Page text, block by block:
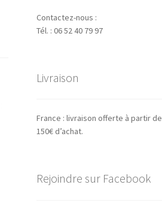
Contactez-nous :
Tél. : 06 52 40 79 97
Livraison
France : livraison offerte à partir de
150€ d’achat.
Rejoindre sur Facebook